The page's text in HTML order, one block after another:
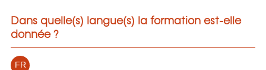
Dans quelle(s) langue(s) la formation est-elle
donnée ?
FR